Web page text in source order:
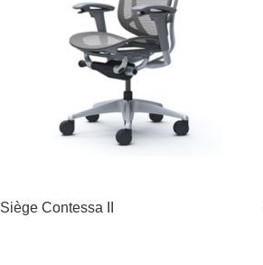
Siège Contessa II